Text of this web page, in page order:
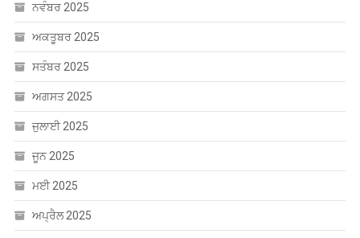
ਨਵੰਬਰ 2025
ਅਕਤੂਬਰ 2025
ਸਤੰਬਰ 2025
ਅਗਸਤ 2025
ਜੁਲਾਈ 2025
ਜੂਨ 2025
ਮਈ 2025
ਅਪ੍ਰੈਲ 2025